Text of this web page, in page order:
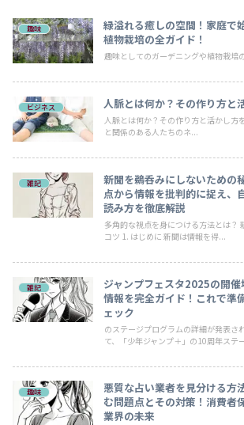
趣味
緑溢れる癒しの空間！家庭で
植物栽培の全ガイド！
趣味としてのガーデニングや植物栽培
ビジネス 人脈とは何か？その作り方と
人脈とは何か？その作り方と活かし方
と関係のある人たちのネ...
雑記
新聞を鵜呑みにしないための
点から情報を批判的に捉え、
読み方を徹底解説
多角的な視点を身につける方法とは？
コツ 1. はじめに 新聞は情報を得...
雑記
ジャンプフェスタ2025の開
情報を完全ガイド！これで準
ェック
のステージプログラムの詳細が発表さ
て、「少年ジャンプ＋」の10周年ステ
趣味
悪質な占い業者を見分ける方
む問題点とその対策！消費者
業界の未来